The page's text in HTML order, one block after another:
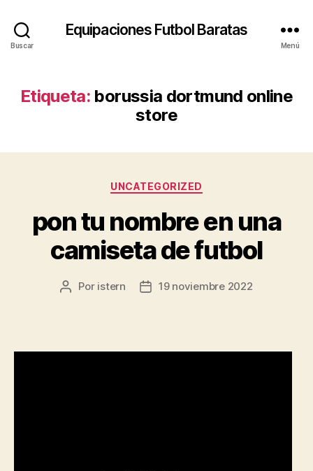
Buscar
Equipaciones Futbol Baratas
Menú
Etiqueta: borussia dortmund online
store
Categorías
UNCATEGORIZED
pon tu nombre en una
camiseta de futbol
Autor
Por istern
Fecha19 noviembre 2022